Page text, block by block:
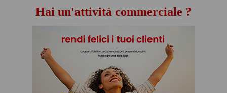
Hai un'attività commerciale ?